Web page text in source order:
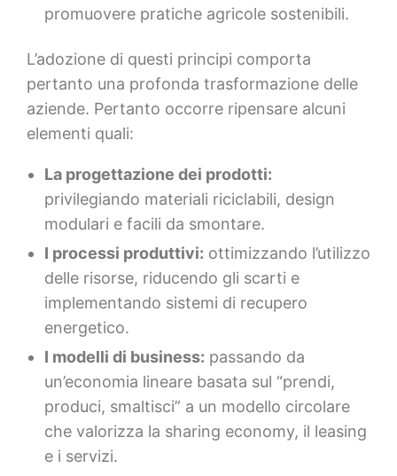
promuovere pratiche agricole sostenibili.
L’adozione di questi principi comporta
pertanto una profonda trasformazione delle
aziende. Pertanto occorre ripensare alcuni
elementi quali:
La progettazione dei prodotti:
privilegiando materiali riciclabili, design
modulari e facili da smontare.
I processi produttivi: ottimizzando l’utilizzo
delle risorse, riducendo gli scarti e
implementando sistemi di recupero
energetico.
I modelli di business: passando da
un’economia lineare basata sul “prendi,
produci, smaltisci” a un modello circolare
che valorizza la sharing economy, il leasing
e i servizi.